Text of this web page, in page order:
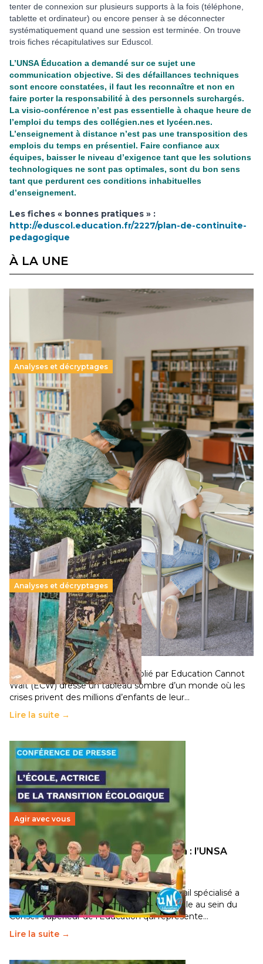
tenter de connexion sur plusieurs supports à la fois (téléphone,
tablette et ordinateur) ou encore penser à se déconnecter
systématiquement quand une session est terminée. On trouve
trois fiches récapitulatives sur Eduscol.
L’UNSA Éducation a demandé sur ce sujet une
communication objective. Si des défaillances techniques
sont encore constatées, il faut les reconnaître et non en
faire porter la responsabilité à des personnels surchargés.
La visio-conférence n’est pas essentielle à chaque heure de
l’emploi du temps des collégien.nes et lycéen.nes.
L’enseignement à distance n’est pas une transposition des
emplois du temps en présentiel. Faire confiance aux
équipes, baisser le niveau d’exigence tant que les solutions
technologiques ne sont pas optimales, sont du bon sens
tant que perdurent ces conditions inhabituelles
d’enseignement.
Les fiches « bonnes pratiques » :
http://eduscol.education.fr/2227/plan-de-continuite-
pedagogique
À LA UNE
Analyses et décryptages
Supérieur privé : une dérive qui met à mal la
promesse républicaine
11 juillet 2026-
Le projet de loi sur la régulation de l’enseignement
supérieur privé met en lumière l’amplification d’un système
qui relègue l’acte pédagogique au superfétatoire, voire à…
Lire la suite →
Analyses et décryptages
258 millions d’enfants victimes de la guerre, des
chocs climatiques et des déplacements de
population
11 juillet 2026- National
Un nouveau rapport mondial publié par Education Cannot
Wait (ECW) dresse un tableau sombre d’un monde où les
crises privent des millions d’enfants de leur…
Lire la suite →
Agir avec vous
Transition écologique de l’éducation : l’UNSA
Éducation fait bouger les lignes
30 juin 2026-National
Pendant plusieurs mois, un groupe de travail spécialisé a
travaillé sur la transition écologique de l’Ecole au sein du
Conseil Supérieur de l’Éducation qui représente…
Lire la suite →